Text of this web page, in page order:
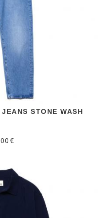
STONE WASH